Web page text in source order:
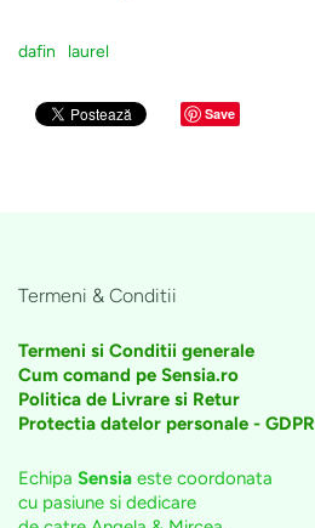
dafin laurel
Save
Termeni & Conditii
Termeni si Conditii generale
Cum comand pe Sensia.ro
Politica de Livrare si Retur
Protectia datelor personale - GDPR
Echipa Sensia este coordonata
cu pasiune si dedicare